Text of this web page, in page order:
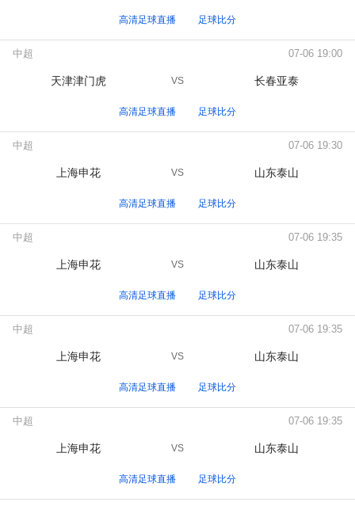
高清足球直播 足球比分
中超 07-06 19:00
天津津门虎 VS 长春亚泰
高清足球直播 足球比分
中超 07-06 19:30
上海申花 VS 山东泰山
高清足球直播 足球比分
中超 07-06 19:35
上海申花 VS 山东泰山
高清足球直播 足球比分
中超 07-06 19:35
上海申花 VS 山东泰山
高清足球直播 足球比分
中超 07-06 19:35
上海申花 VS 山东泰山
高清足球直播 足球比分